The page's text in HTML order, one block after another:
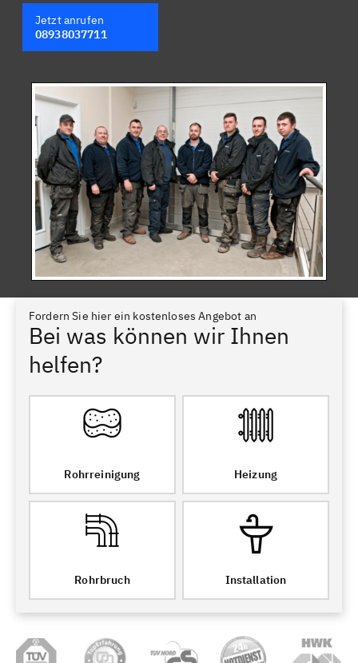
Jetzt anrufen
08938037711
Fordern Sie hier ein kostenloses Angebot an
Bei was können wir Ihnen
helfen?
Rohrreinigung Heizung
Rohrbruch Installation